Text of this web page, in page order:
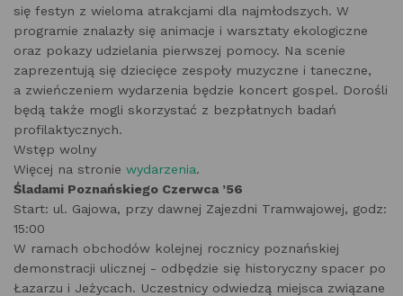
się festyn z wieloma atrakcjami dla najmłodszych. W
programie znalazły się animacje i warsztaty ekologiczne
oraz pokazy udzielania pierwszej pomocy. Na scenie
zaprezentują się dziecięce zespoły muzyczne i taneczne,
a zwieńczeniem wydarzenia będzie koncert gospel. Dorośli
będą także mogli skorzystać z bezpłatnych badań
profilaktycznych.
Wstęp wolny
Więcej na stronie wydarzenia.
Śladami Poznańskiego Czerwca ’56
Start: ul. Gajowa, przy dawnej Zajezdni Tramwajowej, godz:
15:00
W ramach obchodów kolejnej rocznicy poznańskiej
demonstracji ulicznej - odbędzie się historyczny spacer po
Łazarzu i Jeżycach. Uczestnicy odwiedzą miejsca związane